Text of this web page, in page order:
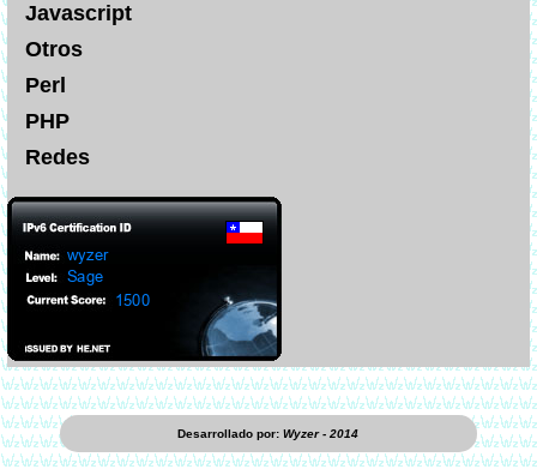
Javascript
Otros
Perl
PHP
Redes
Desarrollado por:Wyzer - 2014